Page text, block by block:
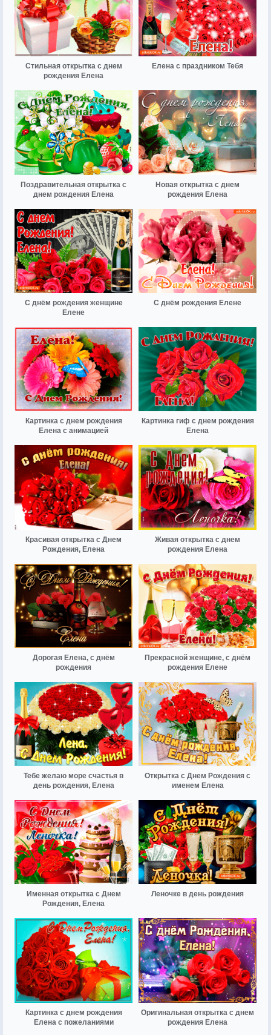
Стильная открытка с днем
рождения Елена
Елена с праздником Тебя
Поздравительная открытка с
днем рождения Елена
Новая открытка с днем
рождения Елена
С днём рождения женщине
Елене
С днём рождения Елене
Картинка с днем рождения
Елена с анимацией
Картинка гиф с днем рождения
Елена
Красивая открытка с Днем
Рождения, Елена
Живая открытка с днем
рождения Елена
Дорогая Елена, с днём
рождения
Прекрасной женщине, с днём
рождения Елене
Тебе желаю море счастья в
день рождения, Елена
Открытка с Днем Рождения с
именем Елена
Именная открытка с Днем
Рождения, Елена
Леночке в день рождения
Картинка с днем рождения
Елена с пожеланиями
Оригинальная открытка с днем
рождения Елена